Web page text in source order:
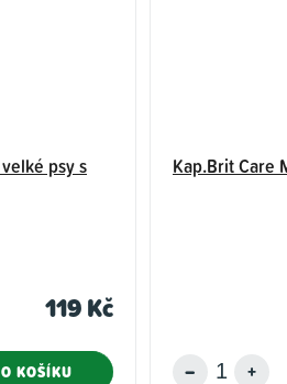
psy s
119 Kč
KOŠÍKU
Kap.Brit Care